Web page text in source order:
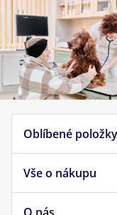
Oblíbené položky
Krmivo pro psy
Krmivo pro kočky
Vše o nákupu